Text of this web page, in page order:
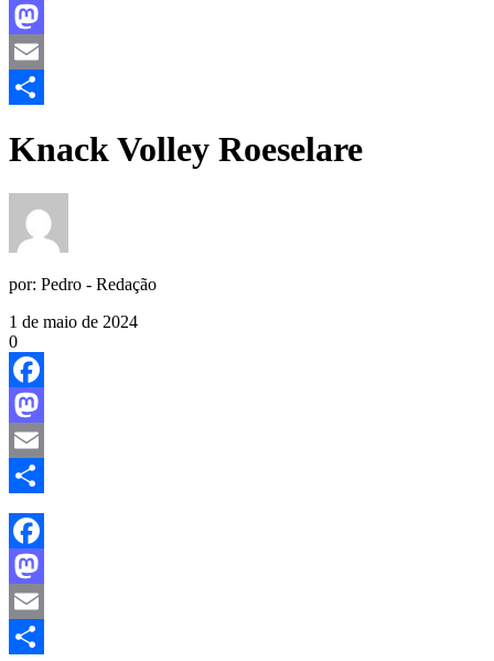
Facebook
Mastodon
Email
Knack Volley Roeselare
por: Pedro - Redação
1 de maio de 2024
0
Facebook
Mastodon
Email
Share
Facebook
Mastodon
Email